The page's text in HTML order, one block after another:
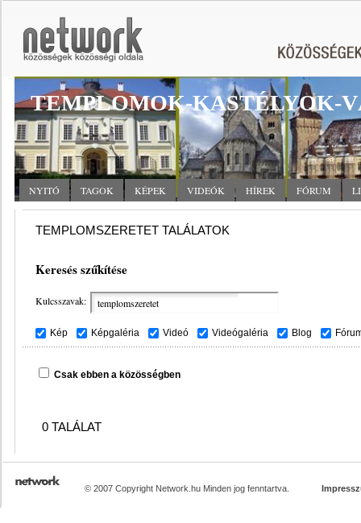
TEMPLOMOK-KASTÉLYOK-
NYITÓ TAGOK KÉPEK VIDEÓK HÍREK FÓRUM
TEMPLOMSZERETET TALÁLATOK
Keresés szűkítése
Kulcsszavak:
Kép Képgaléria Videó Videógaléria Blog
Csak ebben a közösségben
0 TALÁLAT
© 2007 Copyright Network.hu Minden jog fenntartva.